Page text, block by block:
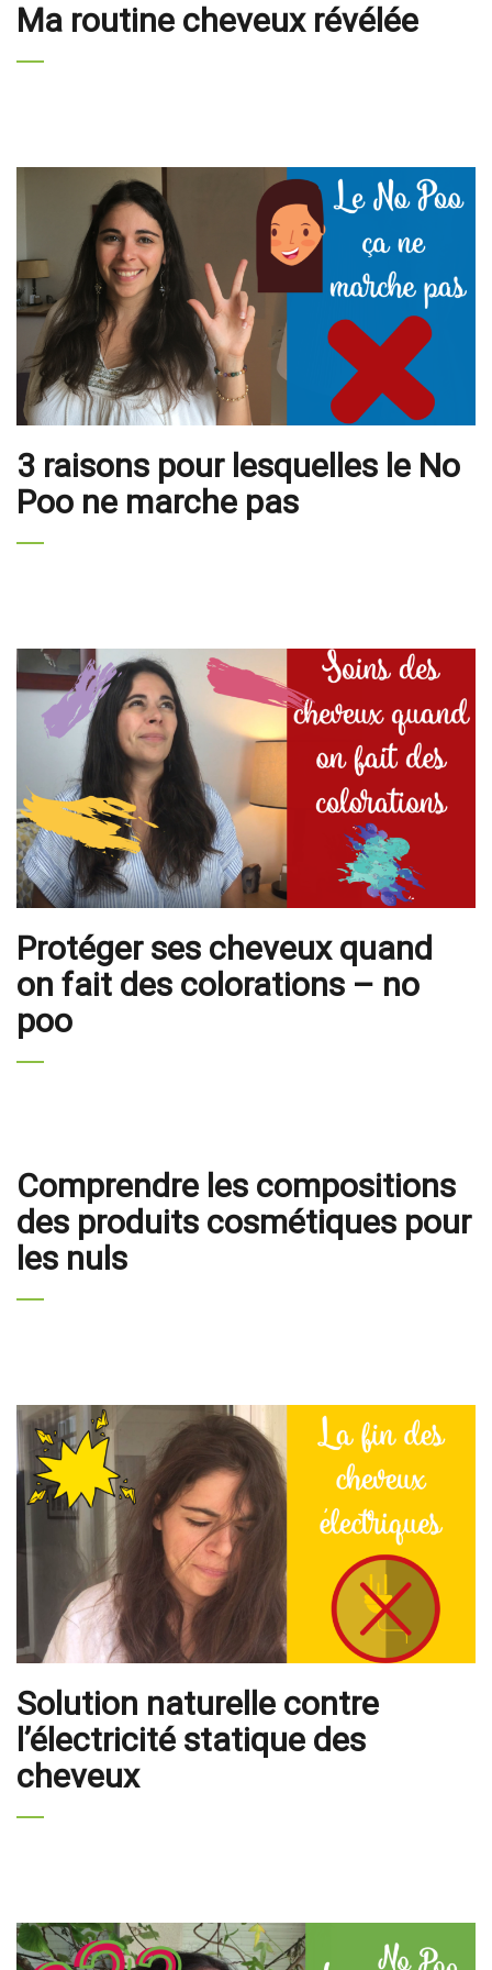
Ma routine cheveux révélée
3 raisons pour lesquelles le No
Poo ne marche pas
Protéger ses cheveux quand
on fait des colorations – no
poo
Comprendre les compositions
des produits cosmétiques pour
les nuls
Solution naturelle contre
l’électricité statique des
cheveux